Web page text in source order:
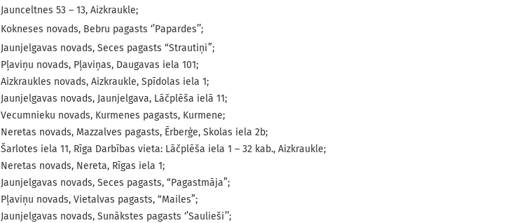
Jaunceltnes 53 – 13, Aizkraukle;
Kokneses novads, Bebru pagasts ‘’Papardes’’;
Jaunjelgavas novads, Seces pagasts “Strautiņi”;
Pļaviņu novads, Pļaviņas, Daugavas iela 101;
Aizkraukles novads, Aizkraukle, Spīdolas iela 1;
Jaunjelgavas novads, Jaunjelgava, Lāčplēša ielā 11;
Vecumnieku novads, Kurmenes pagasts, Kurmene;
Neretas novads, Mazzalves pagasts, Ērberģe, Skolas iela 2b;
Šarlotes iela 11, Rīga Darbības vieta: Lāčplēša iela 1 – 32 kab., Aizkraukle;
Neretas novads, Nereta, Rīgas iela 1;
Jaunjelgavas novads, Seces pagasts, “Pagastmāja”;
Pļaviņu novads, Vietalvas pagasts, “Mailes”;
Jaunjelgavas novads, Sunākstes pagasts ‘’Saulieši’’;